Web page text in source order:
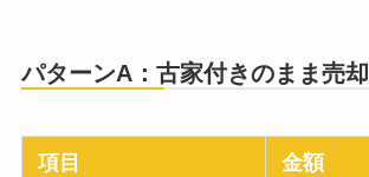
パターンA：古家付きのまま売却
項目 金額